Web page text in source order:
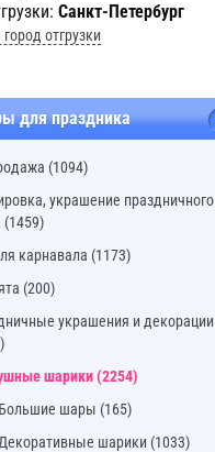
Санкт-Петербург
отгрузки
для праздника
(1094)
украшение праздничного
(1459)
карнавала (1173)
(200)
украшения и декорации
шарики (2254)
Большие шары (165)
Декоративные шарики (1033)